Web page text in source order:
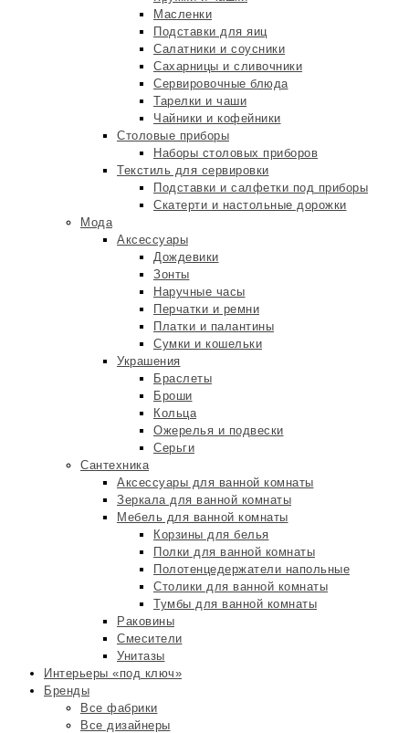
Масленки
Подставки для яиц
Салатники и соусники
Сахарницы и сливочники
Сервировочные блюда
Тарелки и чаши
Чайники и кофейники
Столовые приборы
Наборы столовых приборов
Текстиль для сервировки
Подставки и салфетки под приборы
Скатерти и настольные дорожки
Мода
Аксессуары
Дождевики
Зонты
Наручные часы
Перчатки и ремни
Платки и палантины
Сумки и кошельки
Украшения
Браслеты
Броши
Кольца
Ожерелья и подвески
Серьги
Сантехника
Аксессуары для ванной комнаты
Зеркала для ванной комнаты
Мебель для ванной комнаты
Корзины для белья
Полки для ванной комнаты
Полотенцедержатели напольные
Столики для ванной комнаты
Тумбы для ванной комнаты
Раковины
Смесители
Унитазы
Интерьеры «под ключ»
Бренды
Все фабрики
Все дизайнеры